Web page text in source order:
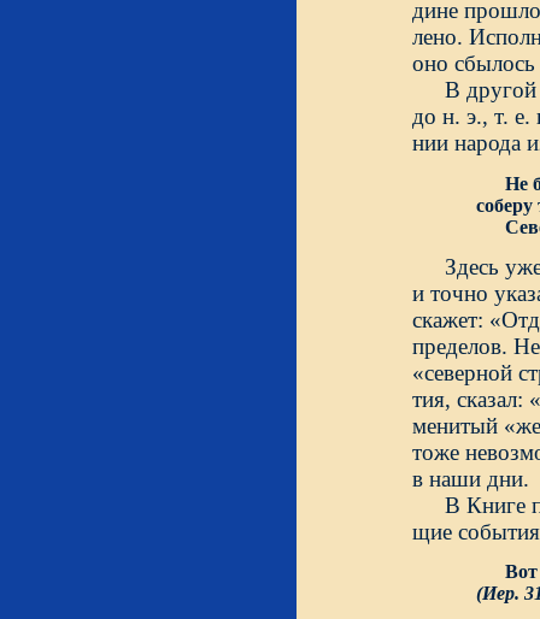
дине
лено.
оно сбылось
В
до н. э., т.
нии народа
Не
соберу
Здесь
и точно
скажет:
пределов.
«северной
тия, сказал:
менитый
тоже
в
В Книге
щие
(Иер.